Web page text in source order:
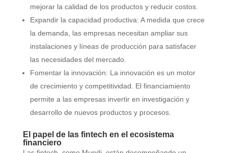
mejorar la calidad de los productos y reducir costos.
Expandir la capacidad productiva: A medida que crece
la demanda, las empresas necesitan ampliar sus
instalaciones y líneas de producción para satisfacer
las necesidades del mercado.
Fomentar la innovación: La innovación es un motor
de crecimiento y competitividad. El financiamiento
permite a las empresas invertir en investigación y
desarrollo de nuevos productos y procesos.
El papel de las fintech en el ecosistema
financiero